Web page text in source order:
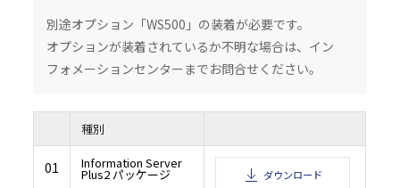
その所属する企業又は団体内の全ユーザー（本ソフトウェア及び本製品の全ユーザー
4.4 お客様は、村田機械又は村田機械のライセンサーが、事前に通知すること無く本
をいつでもアップデート又は変更することが可能である旨を承認したものとします。
５．禁止事項
てはなりません。
5.3 お客様は、本条項のいずれかの規定に違反して村田機械に損害を生じせしめた場
を賠償しなければなりません。
６．保証及び責任の制限
6.1 本ソフトウェアは、お客様の保有する本製品の動作環境において、全て正常に動
別途オプション「WS500」の装着が必要です。
オプションが装着されているか不明な場合は、イン
フォメーションセンターまでお問合せください。
種別
01 Information Server
Plus2 パッケージ ダウンロード